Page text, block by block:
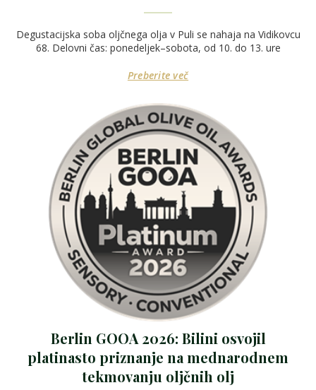
Degustacijska soba oljčnega olja v Puli se nahaja na Vidikovcu
68. Delovni čas: ponedeljek–sobota, od 10. do 13. ure
Preberite več
Berlin GOOA 2026: Bilini osvojil
platinasto priznanje na mednarodnem
tekmovanju oljčnih olj